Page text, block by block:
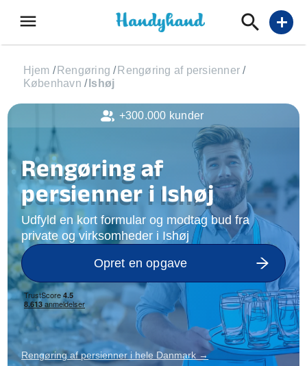
menu add
Hjem / Rengøring / Rengøring af persienner /
København / Ishøj
Rengøring af
persienner i Ishøj
Udfyld en kort formular og modtag bud fra
private og virksomheder i Ishøj
Opret en opgave
Rengøring af persienner i hele Danmark →
+300.000 kunder